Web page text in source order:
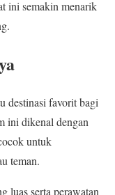
ini semakin menarik
destinasi favorit bagi
ini dikenal dengan
untuk
teman.
luas serta perawatan